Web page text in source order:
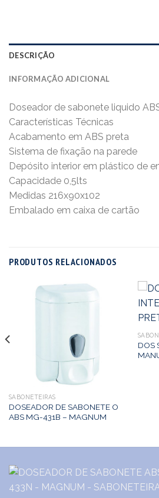
DESCRIÇÃO
INFORMAÇÃO ADICIONAL
Doseador de sabonete liquido
Características Técnicas
Acabamento em ABS preta
Sistema de fixação na parede
Depósito interior em plástico de
Capacidade 0,5lts
Medidas 216x90x102
Embalado em caixa de cartão
PRODUTOS RELACIONADOS
SABONETEIRAS
DOSEADOR DE SABONETE O
ABS MG-431B – MAGNUM
DOS